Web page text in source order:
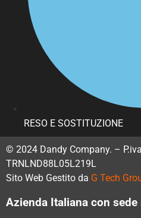
RESO E SOSTITUZIONE
© 2024 Dandy Company. –
TRNLND88L05L219L
Sito Web Gestito da G Tech
Azienda Italiana con